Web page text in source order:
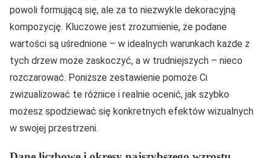
powoli formującą się, ale za to niezwykle dekoracyjną
kompozycję. Kluczowe jest zrozumienie, że podane
wartości są uśrednione – w idealnych warunkach każde z
tych drzew może zaskoczyć, a w trudniejszych – nieco
rozczarować. Poniższe zestawienie pomoże Ci
zwizualizować te różnice i realnie ocenić, jak szybko
możesz spodziewać się konkretnych efektów wizualnych
w swojej przestrzeni.